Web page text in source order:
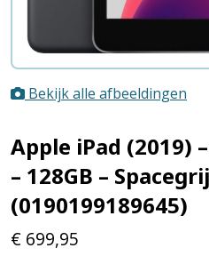
Bekijk alle afbeeldingen
Apple iPad (2019)
– 128GB –
(0190199189645)
€ 699,95